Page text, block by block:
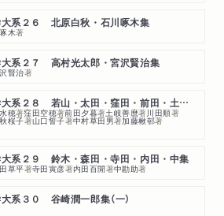
系２６ 北原白秋・石川啄木集
木著
系２７ 高村光太郎・宮沢賢治集
賢治著
現代日本文学大系２８ 若山・太田・窪田・前田・土岐・川田他集
穂著窪田空穂著前田夕暮著土岐善麿著川田順著
桜子著山口誓子著中村草田男著加藤楸邨著
系２９ 鈴木・森田・寺田・内田・中集
草平著寺田寅彦著内田百閒著中勘助著
系３０ 谷崎潤一郎集（一）